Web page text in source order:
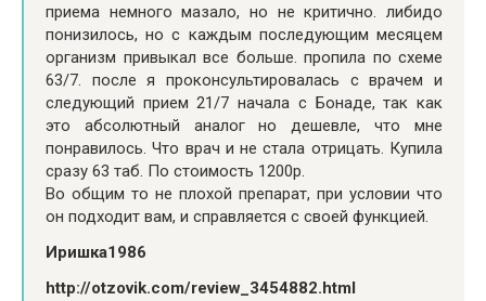
приема немного мазало, но не критично. либидо
понизилось, но с каждым последующим месяцем
организм привыкал все больше. пропила по схеме
63/7. после я проконсультировалась с врачем и
следующий прием 21/7 начала с Бонаде, так как
это абсолютный аналог но дешевле, что мне
понравилось. Что врач и не стала отрицать. Купила
сразу 63 таб. По стоимость 1200р.
Во общим то не плохой препарат, при условии что
он подходит вам, и справляется с своей функцией.
Иришка1986
http://otzovik.com/review_3454882.html